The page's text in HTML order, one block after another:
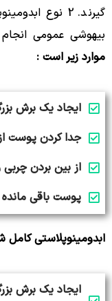
گیرند. 2 نوع
بیهوشی عمومی
موارد زیر است :
ایجاد یک برش
جدا کردن پوست
از بین بردن
پوست باقی
ابدومینوپلاستی
ایجاد یک برش